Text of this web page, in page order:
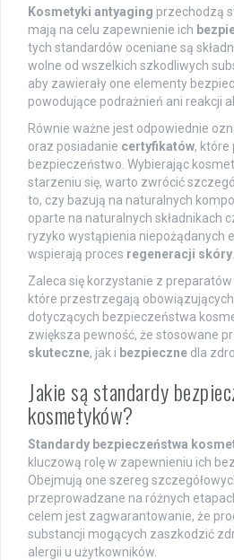
Kosmetyki antyaging przechodzą
mają na celu zapewnienie ich
tych standardów oceniane są
wolne od wszelkich szkodliwych
aby zawierały one elementy
powodujące podrażnień ani reakcji
Równie ważne jest odpowiednie
oraz posiadanie certyfikatów, które
bezpieczeństwo. Wybierając
starzeniu się, warto zwrócić
to, czy bazują na naturalnych
oparte na naturalnych składnikach
ryzyko wystąpienia niepożądanych
wspierają proces regeneracji skóry
Zaleca się korzystanie z
które przestrzegają
dotyczących bezpieczeństwa
zwiększa pewność, że stosowane
skuteczne, jak i bezpieczne dla
Jakie są standardy
kosmetyków?
Standardy bezpieczeństwa
kluczową rolę w zapewnieniu ich
Obejmują one szereg
przeprowadzane na różnych
celem jest zagwarantowanie, że
substancji mogących zaszkodzić
alergii u użytkowników.